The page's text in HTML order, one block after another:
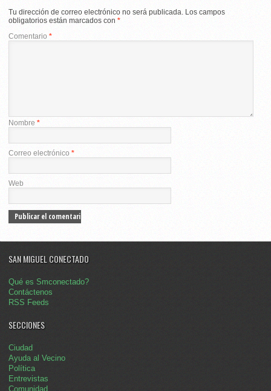
Tu dirección de correo electrónico no será publicada. Los campos
obligatorios están marcados con *
Comentario *
Nombre *
Correo electrónico *
Web
SAN MIGUEL CONECTADO
Qué es Smconectado?
Contáctenos
RSS Feeds
SECCIONES
Ciudad
Ayuda al Vecino
Política
Entrevistas
Comunidad